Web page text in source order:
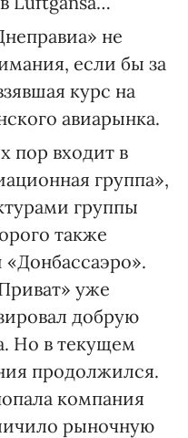
не
если бы за
курс на
авиарынка.
пор входит в
группа»,
группы
также
уже
добрую
Но в текущем
продолжился.
компания
рыночную